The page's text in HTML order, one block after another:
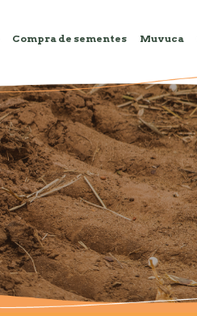
Compra de sementes Muvuca